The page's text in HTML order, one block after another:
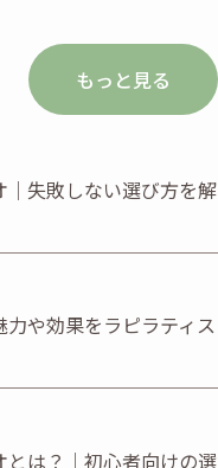
もっと見る
失敗しない選び方を解
や効果をラピラティス
は？｜初心者向けの選